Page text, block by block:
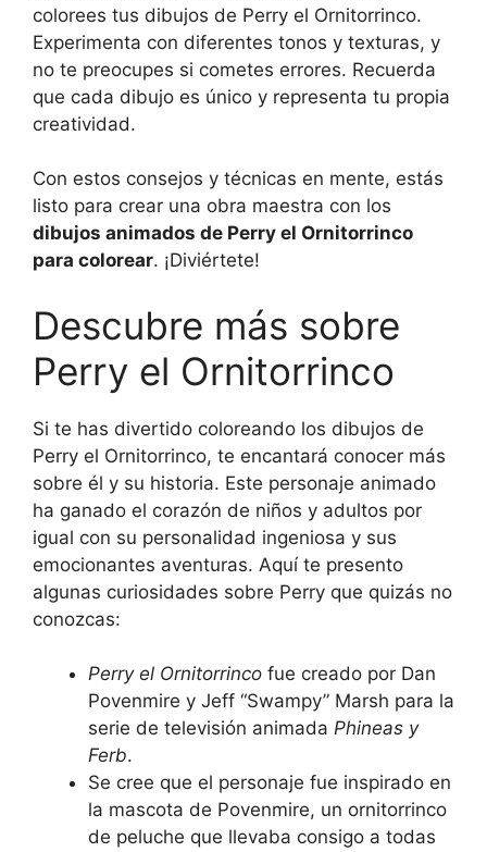
colorees tus dibujos de Perry el Ornitorrinco.
Experimenta con diferentes tonos y texturas, y
no te preocupes si cometes errores. Recuerda
que cada dibujo es único y representa tu propia
creatividad.
Con estos consejos y técnicas en mente, estás
listo para crear una obra maestra con los
dibujos animados de Perry el Ornitorrinco
para colorear. ¡Diviértete!
Descubre más sobre
Perry el Ornitorrinco
Si te has divertido coloreando los dibujos de
Perry el Ornitorrinco, te encantará conocer más
sobre él y su historia. Este personaje animado
ha ganado el corazón de niños y adultos por
igual con su personalidad ingeniosa y sus
emocionantes aventuras. Aquí te presento
algunas curiosidades sobre Perry que quizás no
conozcas:
Perry el Ornitorrinco fue creado por Dan
Povenmire y Jeff “Swampy” Marsh para la
serie de televisión animada Phineas y
Ferb.
Se cree que el personaje fue inspirado en
la mascota de Povenmire, un ornitorrinco
de peluche que llevaba consigo a todas